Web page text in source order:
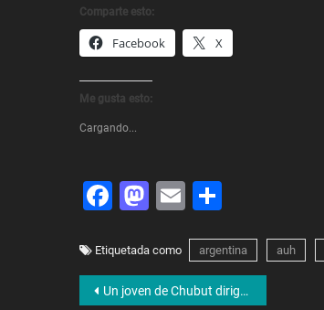
Comparte esto:
Facebook X
Me gusta esto:
Cargando...
Facebook
Mastodon
Email
Etiquetada como argentina auh
Navegación
Un joven de Chubut dirige una campaña solidaria para afrontar las consecuencias de los incendios forestales